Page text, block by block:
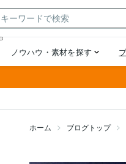
ホーム ブログトップ